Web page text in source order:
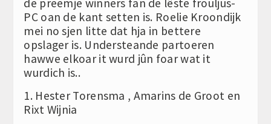
de preemje winners fan de lêste frouljus-
PC oan de kant setten is. Roelie Kroondijk
mei no sjen litte dat hja in bettere
opslager is. Understeande partoeren
hawwe elkoar it wurd jûn foar wat it
wurdich is..
1. Hester Torensma , Amarins de Groot en
Rixt Wijnia